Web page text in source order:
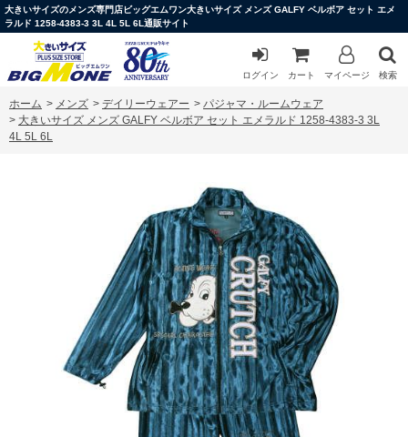
大きいサイズのメンズ専門店ビッグエムワン大きいサイズ メンズ GALFY ベルボア セット エメ
ラルド 1258-4383-3 3L 4L 5L 6L通販サイト
ログイン カート マイページ 検索
ホーム > メンズ > デイリーウェアー > パジャマ・ルームウェア
> 大きいサイズ メンズ GALFY ベルボア セット エメラルド 1258-4383-3 3L
4L 5L 6L